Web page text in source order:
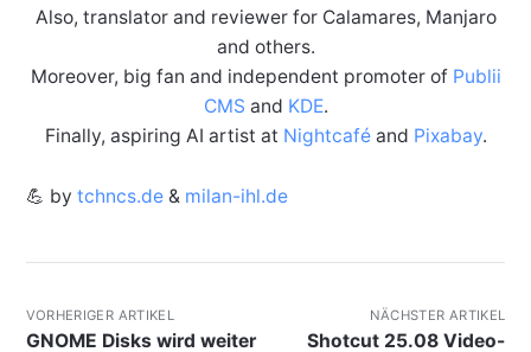
Also, translator and reviewer for Calamares, Manjaro
and others.
Moreover, big fan and independent promoter of Publii
CMS and KDE.
Finally, aspiring AI artist at Nightcaféand Pixabay.
💪 by tchncs.de& milan-ihl.de
VORHERIGER ARTIKEL
GNOME Disks wird weiter
NÄCHSTER ARTIKEL
Shotcut 25.08 Video-